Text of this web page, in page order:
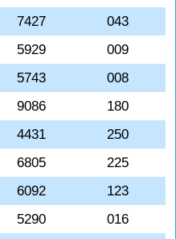
7427
043
5929
009
5743
008
9086
180
4431
250
6805
225
6092
123
5290
016